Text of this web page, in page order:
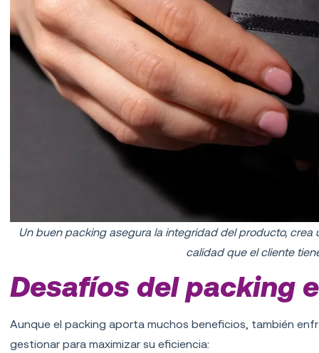
Un buen packing asegura la integridad del producto,
calidad que el cliente
Desafíos del packing
Aunque el packing aporta muchos beneficios, también
gestionar para maximizar su eficiencia: